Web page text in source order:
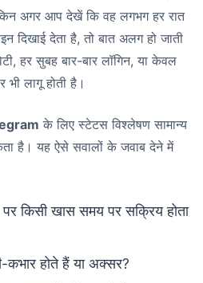
अगर आप देखें कि वह लगभग हर रात
देता है, तो बात अलग हो जाती
हर सुबह बार-बार लॉगिन, या केवल
भी लागू होती है।
के लिए स्टेटस विश्लेषण सामान्य
है। यह ऐसे सवालों के जवाब देने में
किसी खास समय पर सक्रिय होता
कभार होते हैं या अक्सर?